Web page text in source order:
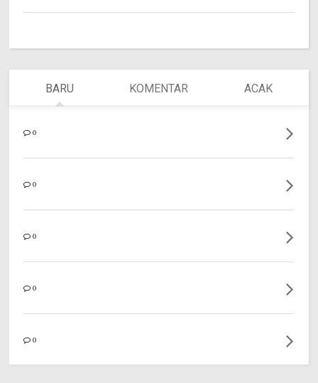
BARU KOMENTAR ACAK
0
0
0
0
0